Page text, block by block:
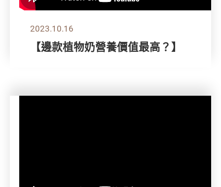
2023.10.16
【邊款植物奶營養價值最高？】